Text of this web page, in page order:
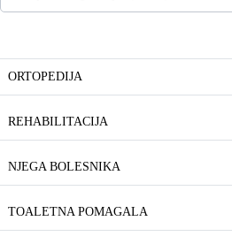
ORTOPEDIJA
REHABILITACIJA
NJEGA BOLESNIKA
TOALETNA POMAGALA